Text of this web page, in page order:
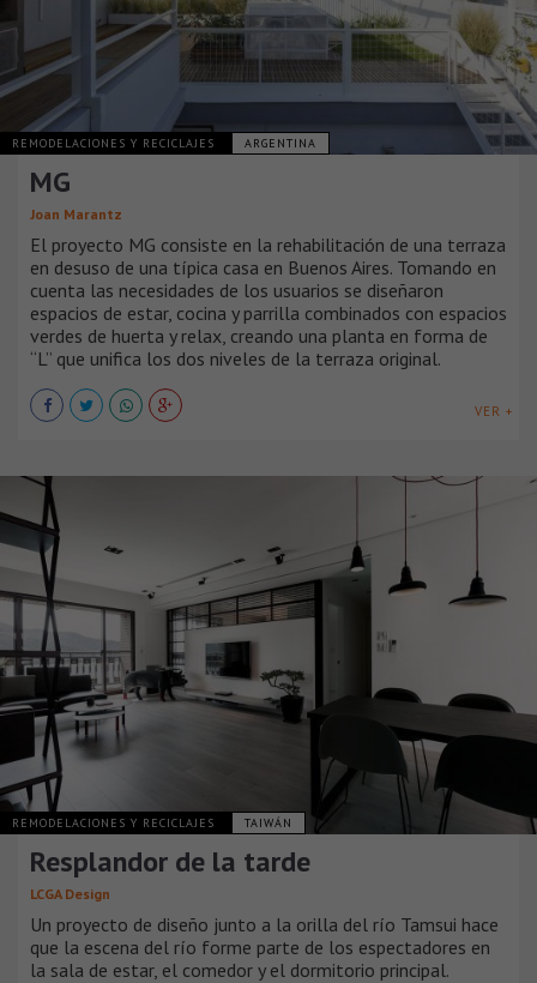
REMODELACIONES Y RECICLAJES ARGENTINA
MG
Joan Marantz
El proyecto MG consiste en la rehabilitación de una terraza
en desuso de una típica casa en Buenos Aires. Tomando en
cuenta las necesidades de los usuarios se diseñaron
espacios de estar, cocina y parrilla combinados con espacios
verdes de huerta y relax, creando una planta en forma de
“L” que unifica los dos niveles de la terraza original.
VER +
REMODELACIONES Y RECICLAJES TAIWÁN
Resplandor de la tarde
LCGA Design
Un proyecto de diseño junto a la orilla del río Tamsui hace
que la escena del río forme parte de los espectadores en
la sala de estar, el comedor y el dormitorio principal.